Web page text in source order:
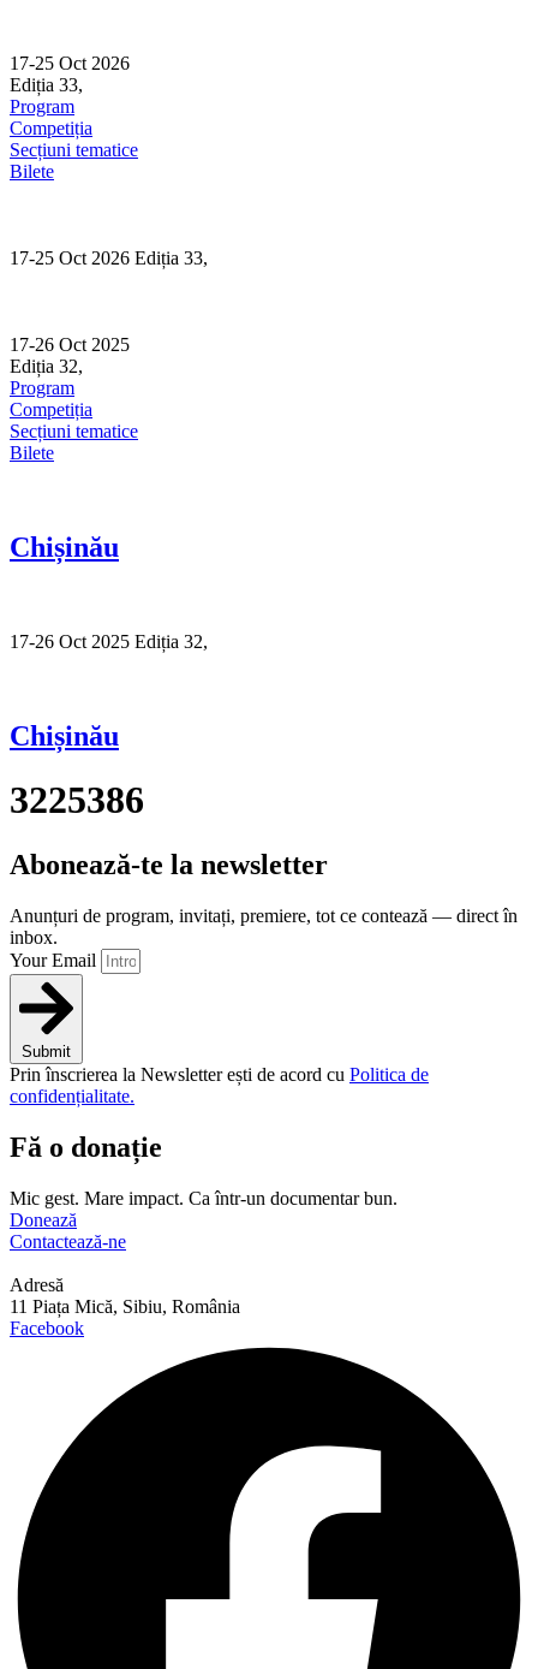
content
17-25 Oct 2026
Ediția 33,
Program
Competiția
Secțiuni tematice
Bilete
17-25 Oct 2026 Ediția 33,
17-26 Oct 2025
Ediția 32,
Program
Competiția
Secțiuni tematice
Bilete
Chișinău
17-26 Oct 2025 Ediția 32,
Chișinău
3225386
Abonează-te la newsletter
Anunțuri de program, invitați, premiere, tot ce contează — direct în
inbox.
Your Email
Submit
Prin înscrierea la Newsletter ești de acord cu Politica de
confidențialitate.
Fă o donație
Mic gest. Mare impact. Ca într-un documentar bun.
Donează
Contactează-ne
Adresă
11 Piața Mică, Sibiu, România
Facebook